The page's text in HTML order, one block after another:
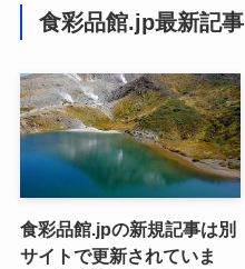
食彩品館.jp最新記事
食彩品館.jpの新規記事は別
サイトで更新されていま